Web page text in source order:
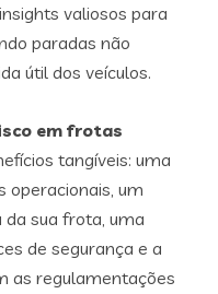
valiosos para
paradas não
útil dos veículos.
em frotas
tangíveis: uma
operacionais, um
sua frota, uma
de segurança e a
as regulamentações